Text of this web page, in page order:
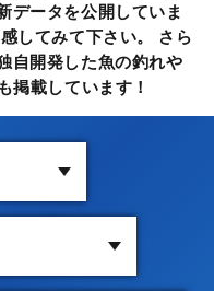
データを公開していま
してみて下さい。 さら
自開発した魚の釣れや
掲載しています！